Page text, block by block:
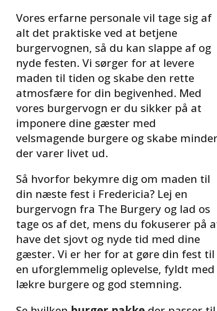
Vores erfarne personale vil tage sig af
alt det praktiske ved at betjene
burgervognen, så du kan slappe af og
nyde festen. Vi sørger for at levere
maden til tiden og skabe den rette
atmosfære for din begivenhed. Med
vores burgervogn er du sikker på at
imponere dine gæster med
velsmagende burgere og skabe
der varer livet ud.
Så hvorfor bekymre dig om maden til
din næste fest i Fredericia? Lej en
burgervogn fra The Burgery og lad os
tage os af det, mens du fokuserer på
have det sjovt og nyde tid med dine
gæster. Vi er her for at gøre din fest til
en uforglemmelig oplevelse, fyldt med
lækre burgere og god stemning.